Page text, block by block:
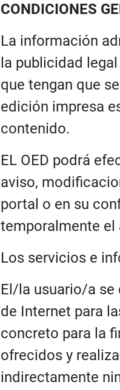
CONDICIONES
La información
la publicidad
que tengan que
edición impresa
contenido.
EL OED podrá
aviso,
portal o en su
temporalmente
Los servicios e
El/la usuario/a se
de Internet para
concreto para la
ofrecidos y
indirectamente